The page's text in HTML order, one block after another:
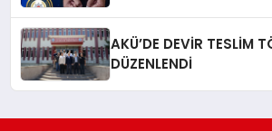
AKÜ’DE DEVİR TESLİM
DÜZENLENDİ